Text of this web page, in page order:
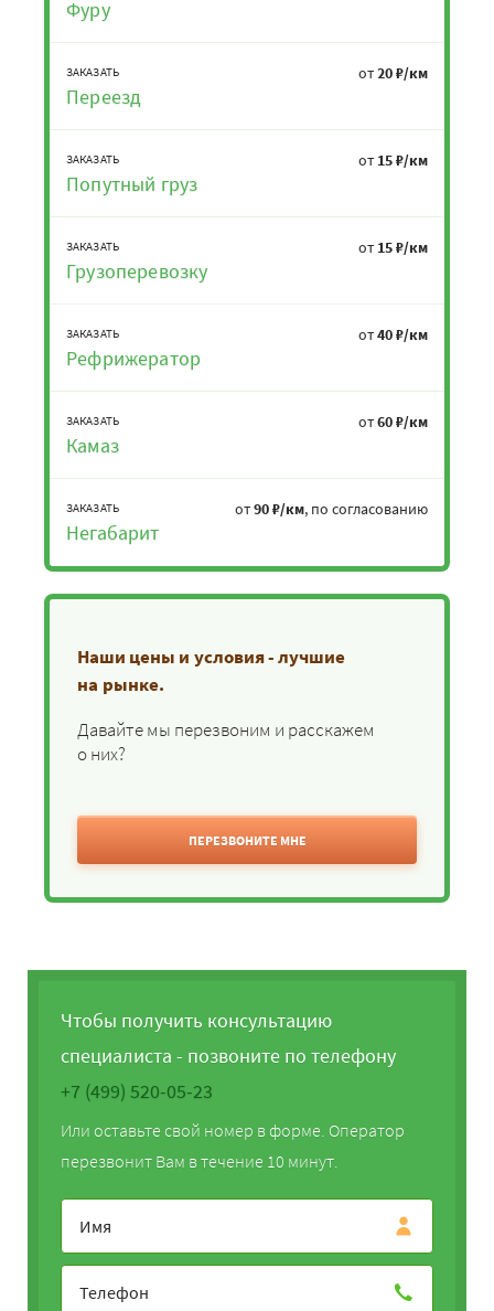
Фуру
ЗАКАЗАТЬ
Переезд
от20 ₽/км
ЗАКАЗАТЬ
Попутный груз
от 15 ₽/км
ЗАКАЗАТЬ
Грузоперевозку
от 15 ₽/км
ЗАКАЗАТЬ
Рефрижератор
от40 ₽/км
ЗАКАЗАТЬ
Камаз
от60 ₽/км
ЗАКАЗАТЬ
Негабарит
от90 ₽/км, по согласованию
Наши цены и условия - лучшие
на рынке.
Давайте мы перезвоним и расскажем
о них?
ПЕРЕЗВОНИТЕ МНЕ
Чтобы получить консультацию
специалиста - позвоните по телефону
+7 (499) 520-05-23
Или оставьте свой номер в форме. Оператор
перезвонит Вам в течение 10 минут.